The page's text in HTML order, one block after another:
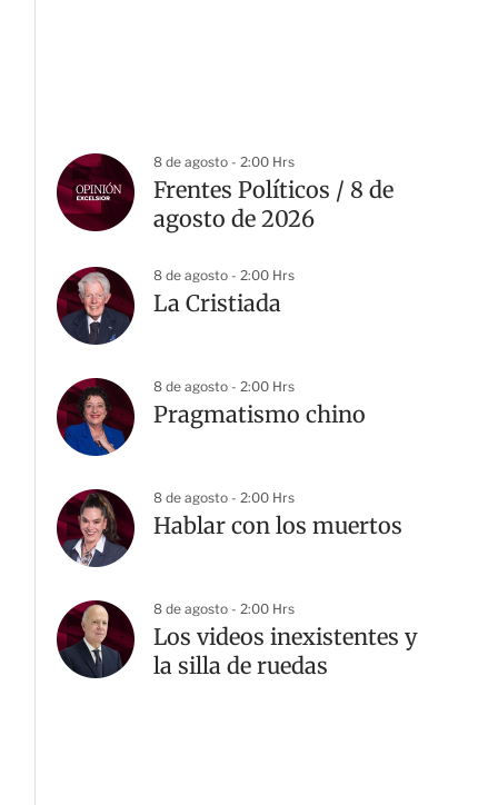
8 de agosto - 2:00 Hrs
Frentes Políticos / 8 de
agosto de 2026
8 de agosto - 2:00 Hrs
La Cristiada
8 de agosto - 2:00 Hrs
Pragmatismo chino
8 de agosto - 2:00 Hrs
Hablar con los muertos
8 de agosto - 2:00 Hrs
Los videos inexistentes y
la silla de ruedas